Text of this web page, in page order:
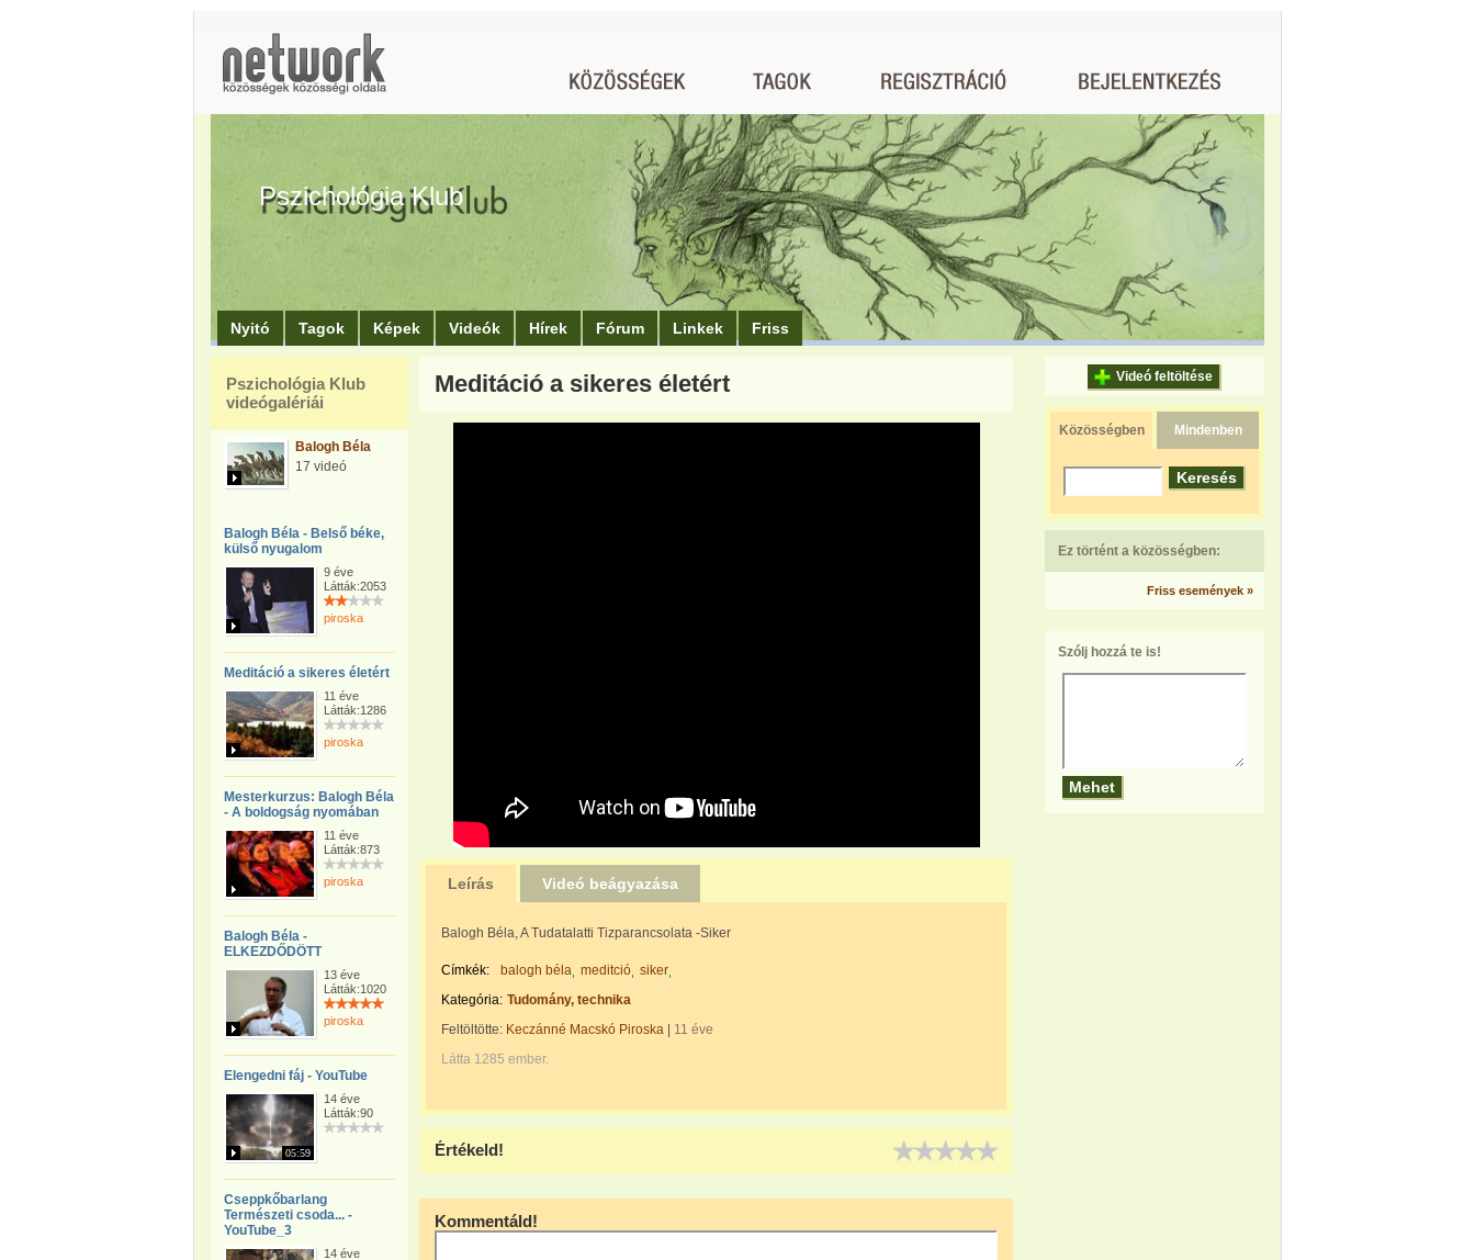
Pszichológia Klub
Nyitó Tagok Képek Videók Hírek Fórum Linkek Friss
Pszichológia Klub
videógalériái
Balogh Béla
17 videó
Balogh Béla - Belső béke,
külső nyugalom
9 éve
Látták:2053
piroska
Meditáció a sikeres életért
11 éve
Látták:1286
piroska
Mesterkurzus: Balogh Béla
- A boldogság nyomában
11 éve
Látták:873
piroska
Balogh Béla -
ELKEZDŐDÖTT
13 éve
Látták:1020
piroska
Elengedni fáj - YouTube
05:59
14 éve
Látták:90
Cseppkőbarlang
Természeti csoda... -
YouTube_3
14 éve
Meditáció a sikeres életért
Leírás Videó beágyazása
Balogh Béla, A Tudatalatti Tizparancsolata -Siker
Címkék: balogh béla meditció siker
Kategória: Tudomány, technika
Feltöltötte: Keczánné Macskó Piroska
11 éve
Látta 1285 ember.
Értékeld!
Kommentáld!
Videó feltöltése
Közösségben Mindenben
Ez történt a közösségben:
Friss események »
Szólj hozzá te is!